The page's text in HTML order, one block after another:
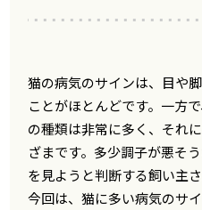
猫の病気のサインは、目や
ことがほとんどです。一方
の種類は非常に多く、それ
ざまです。多少調子が悪そ
を見ようと判断する飼い主
今回は、猫に多い病気のサ